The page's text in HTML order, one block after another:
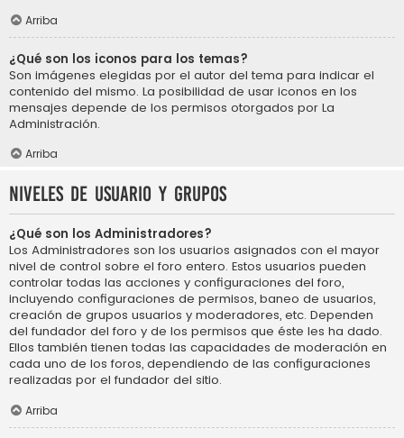
Arriba
¿Qué son los iconos para los temas?
Son imágenes elegidas por el autor del tema para indicar el
contenido del mismo. La posibilidad de usar iconos en los
mensajes depende de los permisos otorgados por La
Administración.
Arriba
Niveles de usuario y grupos
¿Qué son los Administradores?
Los Administradores son los usuarios asignados con el mayor
nivel de control sobre el foro entero. Estos usuarios pueden
controlar todas las acciones y configuraciones del foro,
incluyendo configuraciones de permisos, baneo de usuarios,
creación de grupos usuarios y moderadores, etc. Dependen
del fundador del foro y de los permisos que éste les ha dado.
Ellos también tienen todas las capacidades de moderación en
cada uno de los foros, dependiendo de las configuraciones
realizadas por el fundador del sitio.
Arriba